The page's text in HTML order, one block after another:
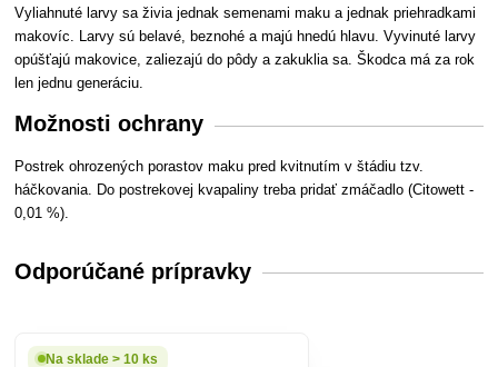
Vyliahnuté larvy sa živia jednak semenami maku a jednak priehradkami
makovíc. Larvy sú belavé, beznohé a majú hnedú hlavu. Vyvinuté larvy
opúšťajú makovice, zaliezajú do pôdy a zakuklia sa. Škodca má za rok
len jednu generáciu.
Možnosti ochrany
Postrek ohrozených porastov maku pred kvitnutím v štádiu tzv.
háčkovania. Do postrekovej kvapaliny treba pridať zmáčadlo (Citowett -
0,01 %).
Odporúčané prípravky
Na sklade > 10 ks